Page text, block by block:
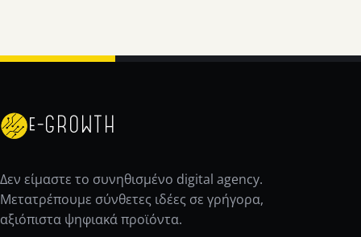
e-GROWTH
Δεν είμαστε το συνηθισμένο digital agency.
Μετατρέπουμε σύνθετες ιδέες σε γρήγορα,
αξιόπιστα ψηφιακά προϊόντα.